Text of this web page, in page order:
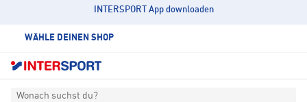
INTERSPORT App downloaden
WÄHLE DEINEN SHOP
Wonach suchst du?